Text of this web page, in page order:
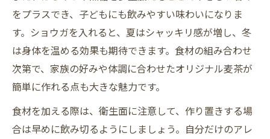
をプラスでき、子どもにも飲みやすい味わいになりま
す。ショウガを入れると、夏はシャッキリ感が増し、冬
は身体を温める効果も期待できます。食材の組み合わせ
次第で、家族の好みや体調に合わせたオリジナル麦茶が
簡単に作れる点も大きな魅力です。
食材を加える際は、衛生面に注意して、作り置きする場
合は早めに飲み切るようにしましょう。自分だけのアレ